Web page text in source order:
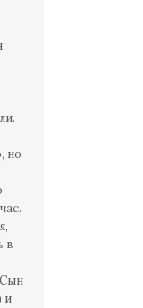
но
в
и